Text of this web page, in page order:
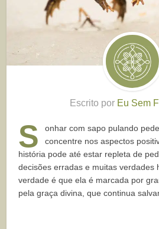
Escrito por Eu Sem
S
onhar com sapo pulando
concentre nos aspectos
história pode até estar repleta de
decisões erradas e muitas verdades
verdade é que ela é marcada por
pela graça divina, que continua